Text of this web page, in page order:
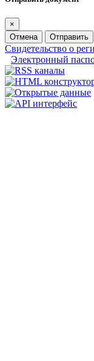
×
Отмена
Отправить
Свидетельство о
Электронный